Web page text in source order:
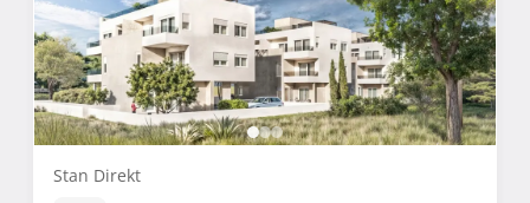
Stan Direkt